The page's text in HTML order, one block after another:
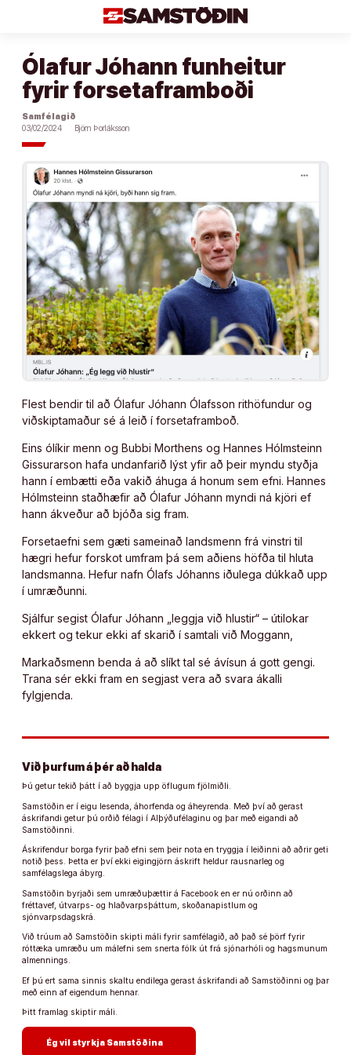
Ólafur Jóhann funheitur
fyrir forsetaframboði
Samfélagið
03/02/2024
Björn Þorláksson
Flest bendir til að Ólafur Jóhann Ólafsson rithöfundur og
viðskiptamaður sé á leið í forsetaframboð.
Eins ólíkir menn og Bubbi Morthens og Hannes Hólmsteinn
Gissurarson hafa undanfarið lýst yfir að þeir myndu styðja
hann í embætti eða vakið áhuga á honum sem efni. Hannes
Hólmsteinn staðhæfir að Ólafur Jóhann myndi ná kjöri ef
hann ákveður að bjóða sig fram.
Forsetaefni sem gæti sameinað landsmenn frá vinstri til
hægri hefur forskot umfram þá sem aðiens höfða til hluta
landsmanna. Hefur nafn Ólafs Jóhanns iðulega dúkkað upp
í umræðunni.
Sjálfur segist Ólafur Jóhann „leggja við hlustir“ – útilokar
ekkert og tekur ekki af skarið í samtali við Moggann,
Markaðsmenn benda á að slíkt tal sé ávísun á gott gengi.
Trana sér ekki fram en segjast vera að svara ákalli
fylgjenda.
Við þurfum á þér að halda
Þú getur tekið þátt í að byggja upp öflugum fjölmiðli.
Samstöðin er í eigu lesenda, áhorfenda og áheyrenda. Með því að gerast
áskrifandi getur þú orðið félagi í Alþýðufélaginu og þar með eigandi að
Samstöðinni.
Áskrifendur borga fyrir það efni sem þeir nota en tryggja í leiðinni að aðrir geti
notið þess. Þetta er því ekki eigingjörn áskrift heldur rausnarleg og
samfélagslega ábyrg.
Samstöðin byrjaði sem umræðuþættir á Facebook en er nú orðinn að
fréttavef, útvarps- og hlaðvarpsþáttum, skoðanapistlum og
sjónvarpsdagskrá.
Við trúum að Samstöðin skipti máli fyrir samfélagið, að það sé þörf fyrir
róttæka umræðu um málefni sem snerta fólk út frá sjónarhóli og hagsmunum
almennings.
Ef þú ert sama sinnis skaltu endilega gerast áskrifandi að Samstöðinni og þar
með einn af eigendum hennar.
Þitt framlag skiptir máli.
Ég vil styrkja Samstöðina